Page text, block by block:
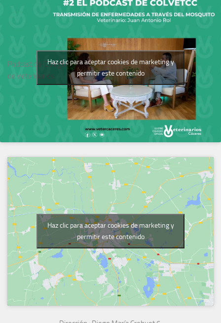
Podcast del Colegio
de Veterinarios
Haz clic para aceptar cookies de marketing y
permitir este contenido
Haz clic para aceptar cookies de marketing y
permitir este contenido